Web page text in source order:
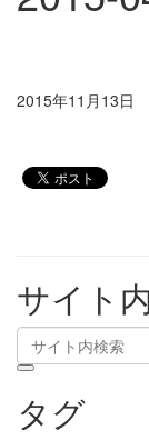
2015年11月13日
サイト
タグ